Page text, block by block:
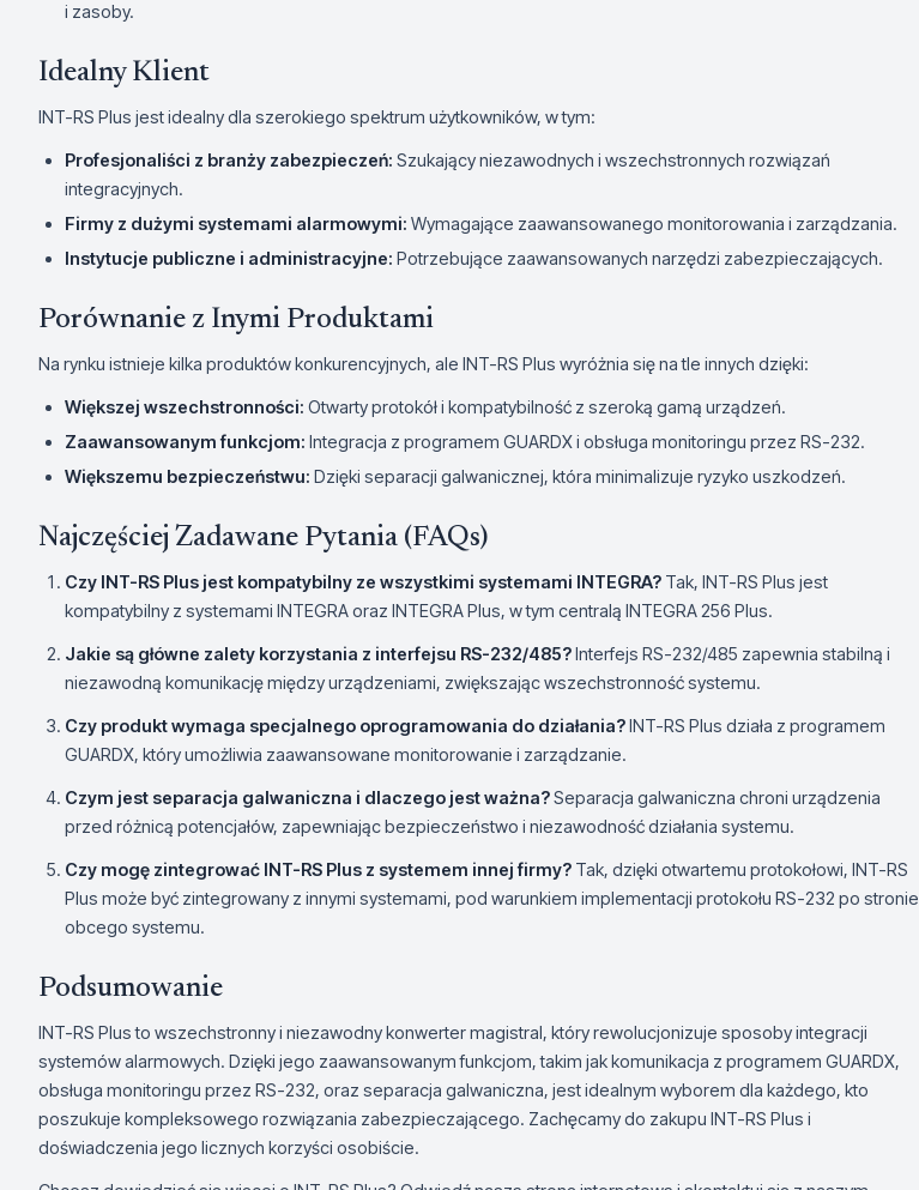
i zasoby.
Idealny Klient
INT-RS Plus jest idealny dla szerokiego spektrum użytkowników, w tym:
Profesjonaliści z branży zabezpieczeń: Szukający niezawodnych i wszechstronnych rozwiązań
integracyjnych.
Firmy z dużymi systemami alarmowymi: Wymagające zaawansowanego monitorowania i zarządzania.
Instytucje publiczne i administracyjne: Potrzebujące zaawansowanych narzędzi zabezpieczających.
Porównanie z Inymi Produktami
Na rynku istnieje kilka produktów konkurencyjnych, ale INT-RS Plus wyróżnia się na tle innych dzięki:
Większej wszechstronności: Otwarty protokół i kompatybilność z szeroką gamą urządzeń.
Zaawansowanym funkcjom: Integracja z programem GUARDX i obsługa monitoringu przez RS-232.
Większemu bezpieczeństwu: Dzięki separacji galwanicznej, która minimalizuje ryzyko uszkodzeń.
Najczęściej Zadawane Pytania (FAQs)
Czy INT-RS Plus jest kompatybilny ze wszystkimi systemami INTEGRA? Tak, INT-RS Plus jest
kompatybilny z systemami INTEGRA oraz INTEGRA Plus, w tym centralą INTEGRA 256 Plus.
Jakie są główne zalety korzystania z interfejsu RS-232/485?Interfejs RS-232/485 zapewnia stabilną i
niezawodną komunikację między urządzeniami, zwiększając wszechstronność systemu.
Czy produkt wymaga specjalnego oprogramowania do działania?INT-RS Plus działa z programem
GUARDX, który umożliwia zaawansowane monitorowanie i zarządzanie.
Czym jest separacja galwaniczna i dlaczego jest ważna?Separacja galwaniczna chroni urządzenia
przed różnicą potencjałów, zapewniając bezpieczeństwo i niezawodność działania systemu.
Czy mogę zintegrować INT-RS Plus z systemem innej firmy? Tak, dzięki otwartemu protokołowi, INT-RS
Plus może być zintegrowany z innymi systemami, pod warunkiem implementacji protokołu RS-232 po stronie
obcego systemu.
Podsumowanie
INT-RS Plus to wszechstronny i niezawodny konwerter magistral, który rewolucjonizuje sposoby integracji
systemów alarmowych. Dzięki jego zaawansowanym funkcjom, takim jak komunikacja z programem GUARDX,
obsługa monitoringu przez RS-232, oraz separacja galwaniczna, jest idealnym wyborem dla każdego, kto
poszukuje kompleksowego rozwiązania zabezpieczającego. Zachęcamy do zakupu INT-RS Plus i
doświadczenia jego licznych korzyści osobiście.